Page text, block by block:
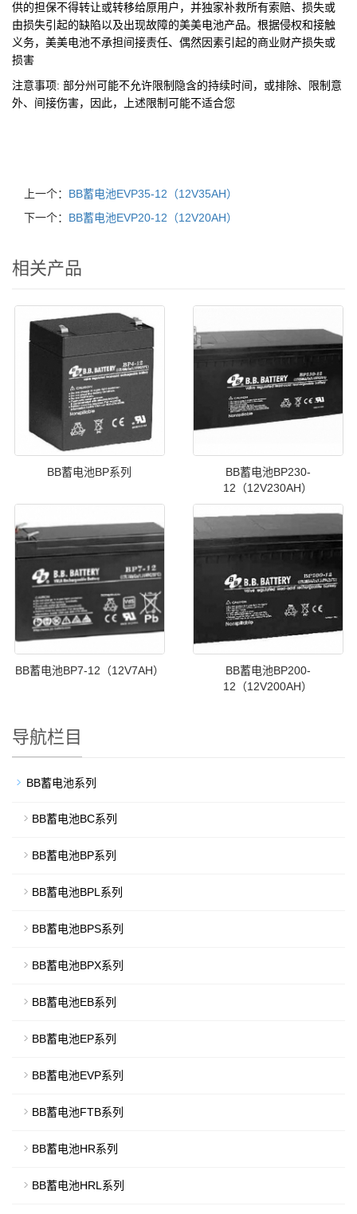
供的担保不得转让或转移给原用户，并独家补救所有索赔、损失或
由损失引起的缺陷以及出现故障的美美电池产品。根据侵权和接触
义务，美美电池不承担间接责任、偶然因素引起的商业财产损失或
损害
注意事项: 部分州可能不允许限制隐含的持续时间，或排除、限制意
外、间接伤害，因此，上述限制可能不适合您
上一个： BB蓄电池EVP35-12（12V35AH）
下一个： BB蓄电池EVP20-12（12V20AH）
相关产品
BB蓄电池BP系列
BB蓄电池BP230-
12（12V230AH）
BB蓄电池BP7-12（12V7AH）
BB蓄电池BP200-
12（12V200AH）
导航栏目
BB蓄电池系列
BB蓄电池BC系列
BB蓄电池BP系列
BB蓄电池BPL系列
BB蓄电池BPS系列
BB蓄电池BPX系列
BB蓄电池EB系列
BB蓄电池EP系列
BB蓄电池EVP系列
BB蓄电池FTB系列
BB蓄电池HR系列
BB蓄电池HRL系列